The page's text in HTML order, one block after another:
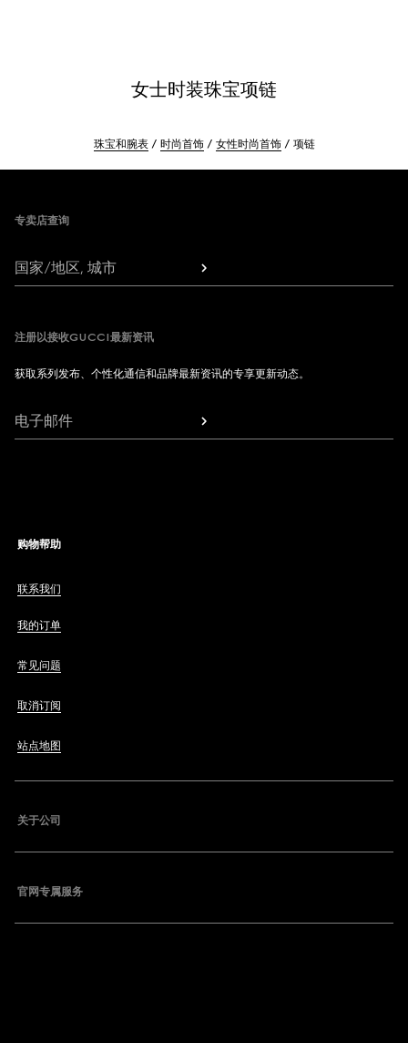
女士时装珠宝项链
珠宝和腕表 时尚首饰 女性时尚首饰 项链
专卖店查询
国家/地区, 城市
注册以接收GUCCI最新资讯
获取系列发布、个性化通信和品牌最新资讯的专享更新动态。
电子邮件
购物帮助
联系我们
我的订单
常见问题
取消订阅
站点地图
关于公司
官网专属服务